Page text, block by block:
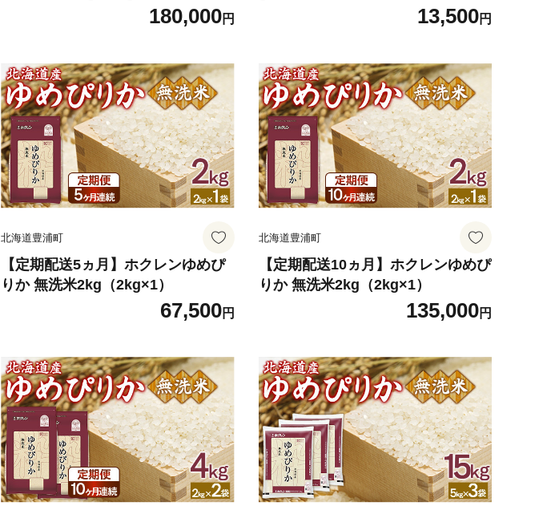
180,000円 13,500円
北海道豊浦町
【定期配送5ヵ月】ホクレンゆめぴ
りか 無洗米2kg（2kg×1）
67,500円
北海道豊浦町
【定期配送10ヵ月】ホクレンゆめぴ
りか 無洗米2kg（2kg×1）
135,000円